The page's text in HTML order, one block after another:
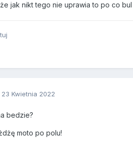
jak nikt tego nie uprawia to po co
23 Kwietnia 2022
bedzie?
moto po polu!